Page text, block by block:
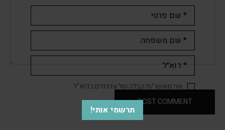
POST COMMENT
אני מאשר/ת קבלה של עדכונים בדוא"ל
תרשמי אותי!